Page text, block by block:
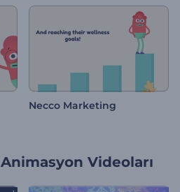
Necco Marketing
Animasyon Videoları